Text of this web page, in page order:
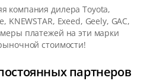
компания дилера Toyota,
KNEWSTAR, Exeed, Geely, GAC,
платежей на эти марки
стоимости!
партнеров